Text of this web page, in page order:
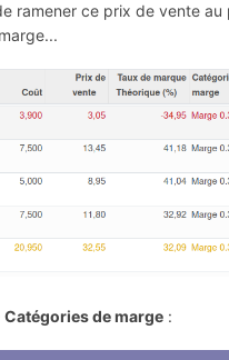
ramener ce prix de vente
de marge :